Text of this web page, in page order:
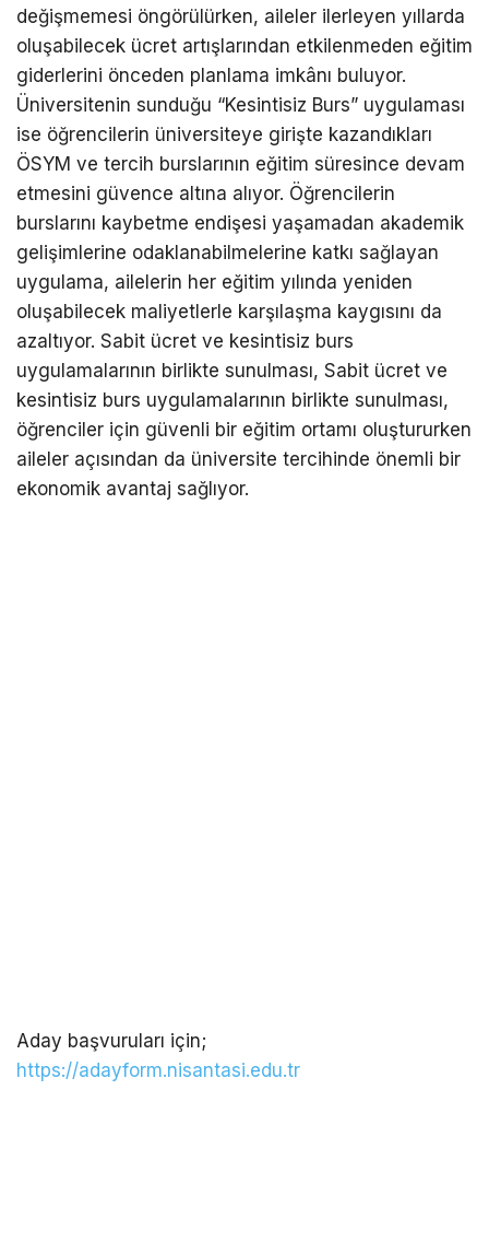
değişmemesi öngörülürken, aileler ilerleyen yıllarda
oluşabilecek ücret artışlarından etkilenmeden eğitim
giderlerini önceden planlama imkânı buluyor.
Üniversitenin sunduğu “Kesintisiz Burs” uygulaması
ise öğrencilerin üniversiteye girişte kazandıkları
ÖSYM ve tercih burslarının eğitim süresince devam
etmesini güvence altına alıyor. Öğrencilerin
burslarını kaybetme endişesi yaşamadan akademik
gelişimlerine odaklanabilmelerine katkı sağlayan
uygulama, ailelerin her eğitim yılında yeniden
oluşabilecek maliyetlerle karşılaşma kaygısını da
azaltıyor. Sabit ücret ve kesintisiz burs
uygulamalarının birlikte sunulması, Sabit ücret ve
kesintisiz burs uygulamalarının birlikte sunulması,
öğrenciler için güvenli bir eğitim ortamı oluştururken
aileler açısından da üniversite tercihinde önemli bir
ekonomik avantaj sağlıyor.
Aday başvuruları için;
https://adayform.nisantasi.edu.tr